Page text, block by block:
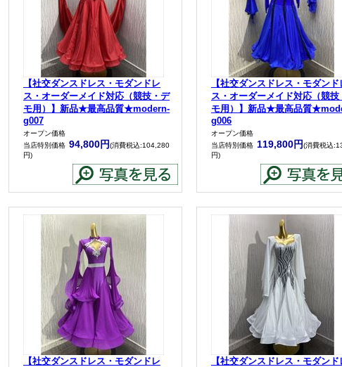
【社交ダンスドレス・モダンドレ
ス・オーダーメイド対応（競技・デ
モ用）】新品★最高品質★modern-
g007
オープン価格
当店特別価格 94,800円(消費税込:104,280
円)
【社交ダンスドレス・モダンド
ス・オーダーメイド対応（競技
モ用）】新品★最高品質
g006
オープン価格
当店特別価格 119,800円(消費税込
円)
【社交ダンスドレス・モダンドレ
【社交ダンスドレス・モダンド